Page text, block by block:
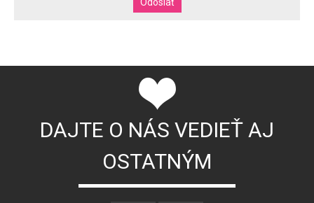
DAJTE O NÁS VEDIEŤ AJ
OSTATNÝM